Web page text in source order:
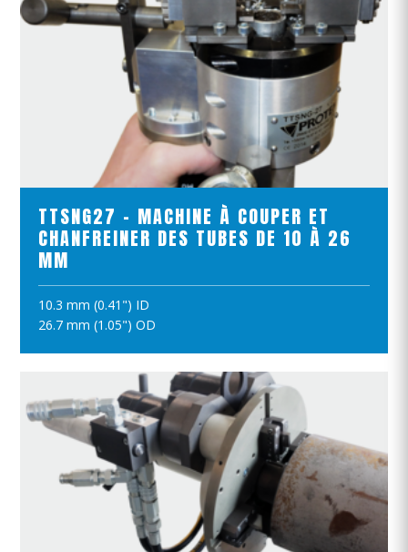
TTSNG27 - MACHINE À COUPER ET
CHANFREINER DES TUBES DE 10 À 26
MM
10.3 mm (0.41") ID
26.7 mm (1.05") OD
VOIR LE PRODUIT
AJOUTER AU PANIER
VOIR LE PRODUIT